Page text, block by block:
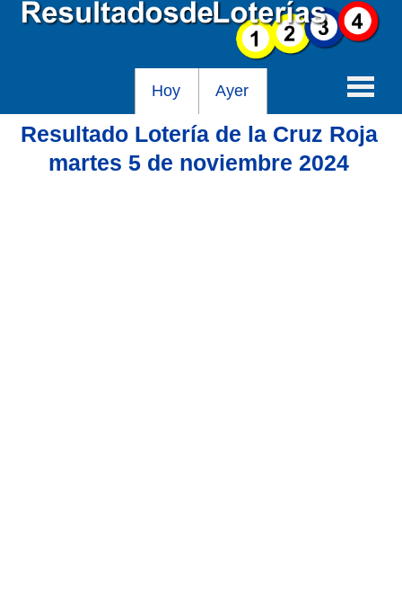
Hoy Ayer
Baloto
Resultado Lotería de la Cruz Roja
martes 5 de noviembre 2024